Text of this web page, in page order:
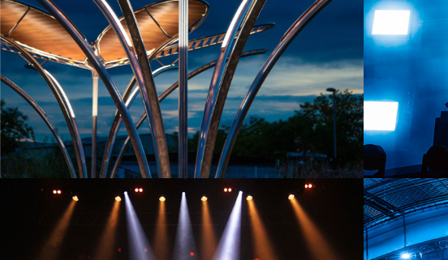
TILT – INSTALLATIONS LUMINEUSES IMMERSIVES JUSTICE